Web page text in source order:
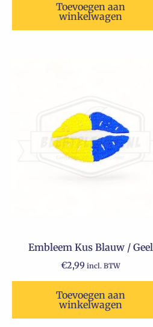
Toevoegen aan
winkelwagen
Embleem Kus Blauw / Geel
€2,99 incl. BTW
Toevoegen aan
winkelwagen